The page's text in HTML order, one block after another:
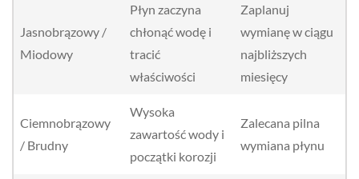
Jasnobrązowy /
Miodowy
Płyn zaczyna
chłonąć wodę i
tracić
właściwości
Zaplanuj
wymianę w ciągu
najbliższych
miesięcy
Ciemnobrązowy
/ Brudny
Wysoka
zawartość wody i
początki korozji
Zalecana pilna
wymiana płynu